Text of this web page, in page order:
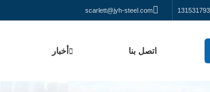
scarlett@jyh-steel.com
أخبار اتصل بنا